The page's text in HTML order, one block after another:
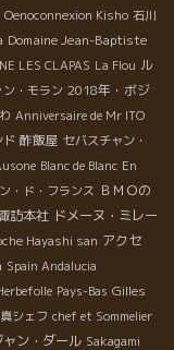
Oenoconnexion Kisho 石川
Domaine Jean-Baptiste
LES CLAPAS La Flou ル
・モラン 2018年・ボジ
Anniversaire de Mr ITO
ド 酢飯屋 セバスチャン・
Blanc de Blanc En
・ド・フランス ＢＭＯの
訪本社 ドメーヌ・ミレー
Hayashi san アクセ
Spain Andalucia
Pays-Bas Gilles
シェフ chef et Sommelier
ャン・ダール Sakagami